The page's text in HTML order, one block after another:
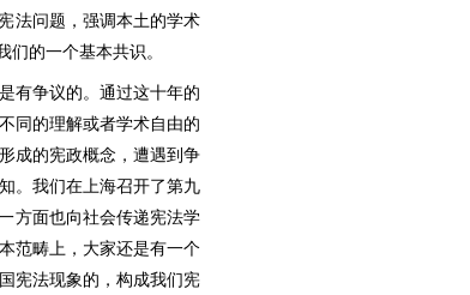
法问题，强调本土的学术
的一个基本共识。
有争议的。通过这十年的
同的理解或者学术自由的
成的宪政概念，遭遇到争
。我们在上海召开了第九
方面也向社会传递宪法学
范畴上，大家还是有一个
宪法现象的，构成我们宪